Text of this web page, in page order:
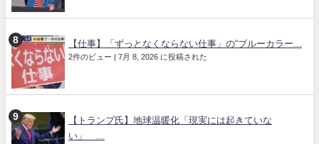
【仕事】「ずっとなくならない仕事」の“ブルーカラー...
2件のビュー | 7月 8, 2026 に投稿された
【トランプ氏】地球温暖化「現実には起きていな
い」 ...